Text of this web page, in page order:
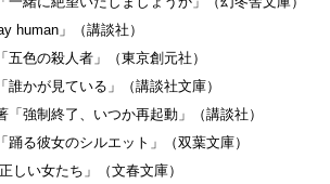
human」（講談社）
色の殺人者」（東京創元社）
かが見ている」（講談社文庫）
強制終了、いつか再起動」（講談社）
る彼女のシルエット」（双葉文庫）
い女たち」（文春文庫）